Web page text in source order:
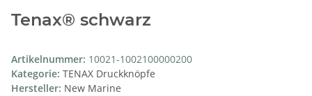
Tenax® schwarz
Artikelnummer: 10021-1002100000200
Kategorie: TENAX Druckknöpfe
Hersteller: New Marine